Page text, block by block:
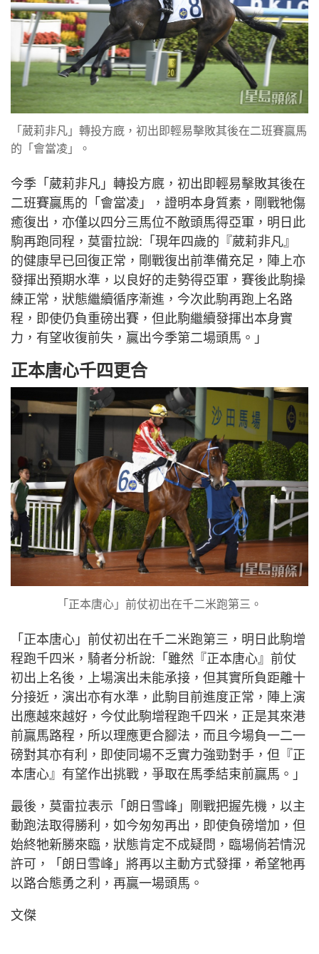
「葳莉非凡」轉投方廐，初出即輕易擊敗其後在二班賽贏馬
的「會當凌」。
今季「葳莉非凡」轉投方廐，初出即輕易擊敗其後在
二班賽贏馬的「會當凌」，證明本身質素，剛戰牠傷
癒復出，亦僅以四分三馬位不敵頭馬得亞軍，明日此
駒再跑同程，莫雷拉說:「現年四歲的『葳莉非凡』
的健康早已回復正常，剛戰復出前準備充足，陣上亦
發揮出預期水準，以良好的走勢得亞軍，賽後此駒操
練正常，狀態繼續循序漸進，今次此駒再跑上名路
程，即使仍負重磅出賽，但此駒繼續發揮出本身實
力，有望收復前失，贏出今季第二場頭馬。」
正本唐心千四更合
「正本唐心」前仗初出在千二米跑第三。
「正本唐心」前仗初出在千二米跑第三，明日此駒增
程跑千四米，騎者分析說:「雖然『正本唐心』前仗
初出上名後，上場演出未能承接，但其實所負距離十
分接近，演出亦有水準，此駒目前進度正常，陣上演
出應越來越好，今仗此駒增程跑千四米，正是其來港
前贏馬路程，所以理應更合腳法，而且今場負一二一
磅對其亦有利，即使同場不乏實力強勁對手，但『正
本唐心』有望作出挑戰，爭取在馬季結束前贏馬。」
最後，莫雷拉表示「朗日雪峰」剛戰把握先機，以主
動跑法取得勝利，如今匆匆再出，即使負磅增加，但
始終牠新勝來臨，狀態肯定不成疑問，臨場倘若情況
許可，「朗日雪峰」將再以主動方式發揮，希望牠再
以路合態勇之利，再贏一場頭馬。
文傑